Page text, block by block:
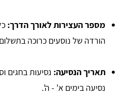
מספר העצירות לאורך הדרך:
הורדה של נוסעים כרוכה
תאריך הנסיעה: נסיעות בחגים
נסיעה בימים א' - ה'.